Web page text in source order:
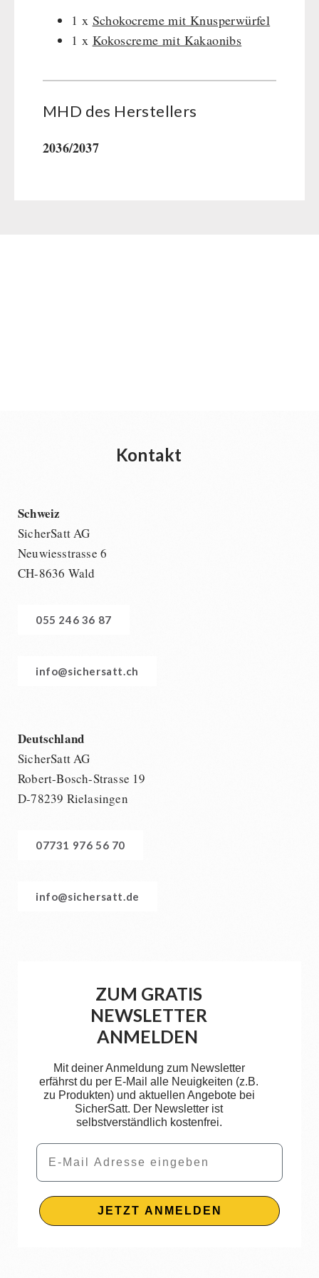
1 x Schokocreme mit Knusperwürfel
1 x Kokoscreme mit Kakaonibs
MHD des Her­stel­lers
2036/2037
Kontakt
Schweiz
SicherSatt AG
Neuwiesstrasse 6
CH-8636 Wald
055 246 36 87
info@sichersatt.ch
Deutschland
SicherSatt AG
Robert-Bosch-Strasse 19
D-78239 Rielasingen
07731 976 56 70
info@sichersatt.de
ZUM GRATIS
NEWSLETTER
ANMELDEN
Mit deiner Anmeldung zum Newsletter
erfährst du per E-Mail alle Neuigkeiten (z.B.
zu Produkten) und aktuellen Angebote bei
SicherSatt. Der Newsletter ist
selbstverständlich kostenfrei.
Email
JETZT ANMELDEN